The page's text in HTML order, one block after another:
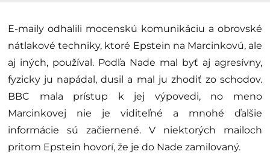
E-maily odhalili mocenskú komunikáciu a obrovské
nátlakové techniky, ktoré Epstein na Marcinkovú, ale
aj iných, používal. Podľa Nade mal byť aj agresívny,
fyzicky ju napádal, dusil a mal ju zhodiť zo schodov.
BBC mala prístup k jej výpovedi, no meno
Marcinkovej nie je viditeľné a mnohé ďalšie
informácie sú začiernené. V niektorých mailoch
pritom Epstein hovorí, že je do Nade zamilovaný.